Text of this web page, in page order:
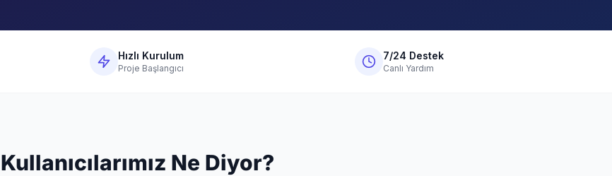
Hızlı Kurulum
Proje Başlangıcı
7/24 Destek
Canlı Yardım
Kullanıcılarımız Ne Diyor?